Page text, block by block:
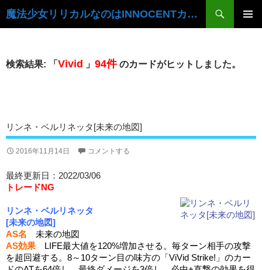
魔法少女リリカルなのはINNOCENTカードデータベース
検
索
ュ
ン
ッ
プ
検索結果: 「 Vivid 」 94件のカードがヒットしました。
リンネ・ベルリネッタ[未来の地図]
2016年11月14日 コメントする
最終更新日：2022/03/06
トレードNG
リンネ・ベルリネッタ
[未来の地図]
AS名 未来の地図
AS効果 LIFE最大値を120%増加させる。毎ターン相手の攻撃
を超回避する。8～10ターン目の味方の「ViVid Strike!」のカー